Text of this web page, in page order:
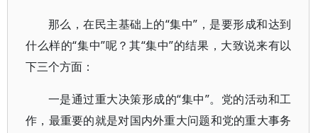
那么，在民主基础上的“集中”，是要形成和达到
什么样的“集中”呢？其“集中”的结果，大致说来有以
下三个方面：
一是通过重大决策形成的“集中”。党的活动和工
作，最重要的就是对国内外重大问题和党的重大事务